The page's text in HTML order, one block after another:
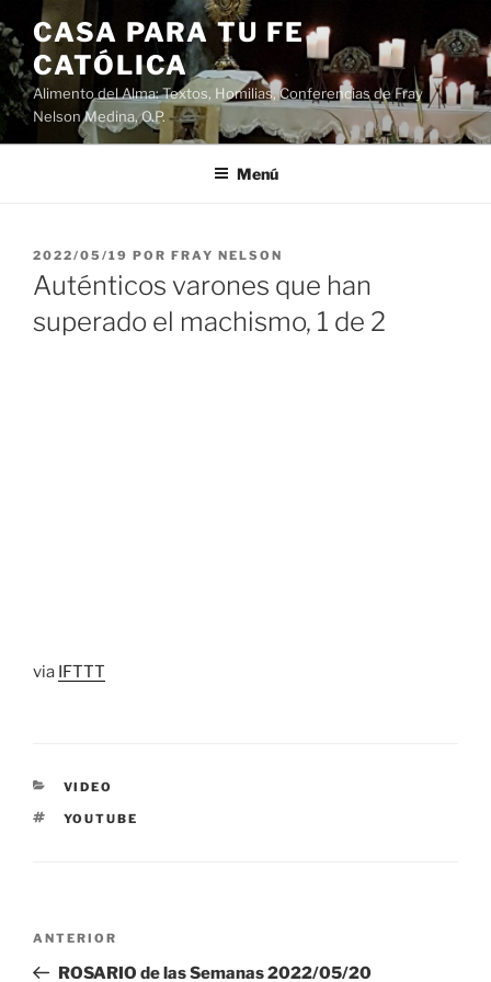
Saltar
al
contenido
CASA PARA TU FE
CATÓLICA
Alimento del Alma: Textos, Homilias, Conferencias de Fray
Nelson Medina, O.P.
Menú
PUBLICADO
EL
2022/05/19 POR FRAY NELSON
Auténticos varones que han
superado el machismo, 1 de 2
via IFTTT
CATEGORÍAS
VIDEO
ETIQUETAS
YOUTUBE
Entrada
anterior:
ANTERIOR
ROSARIO de las Semanas 2022/05/20